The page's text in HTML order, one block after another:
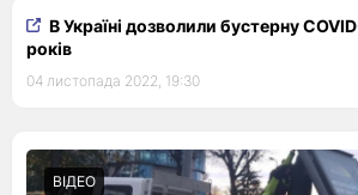
В Україні дозволили бустерну
років
04 листопада 2022, 19:30
ВІДЕО